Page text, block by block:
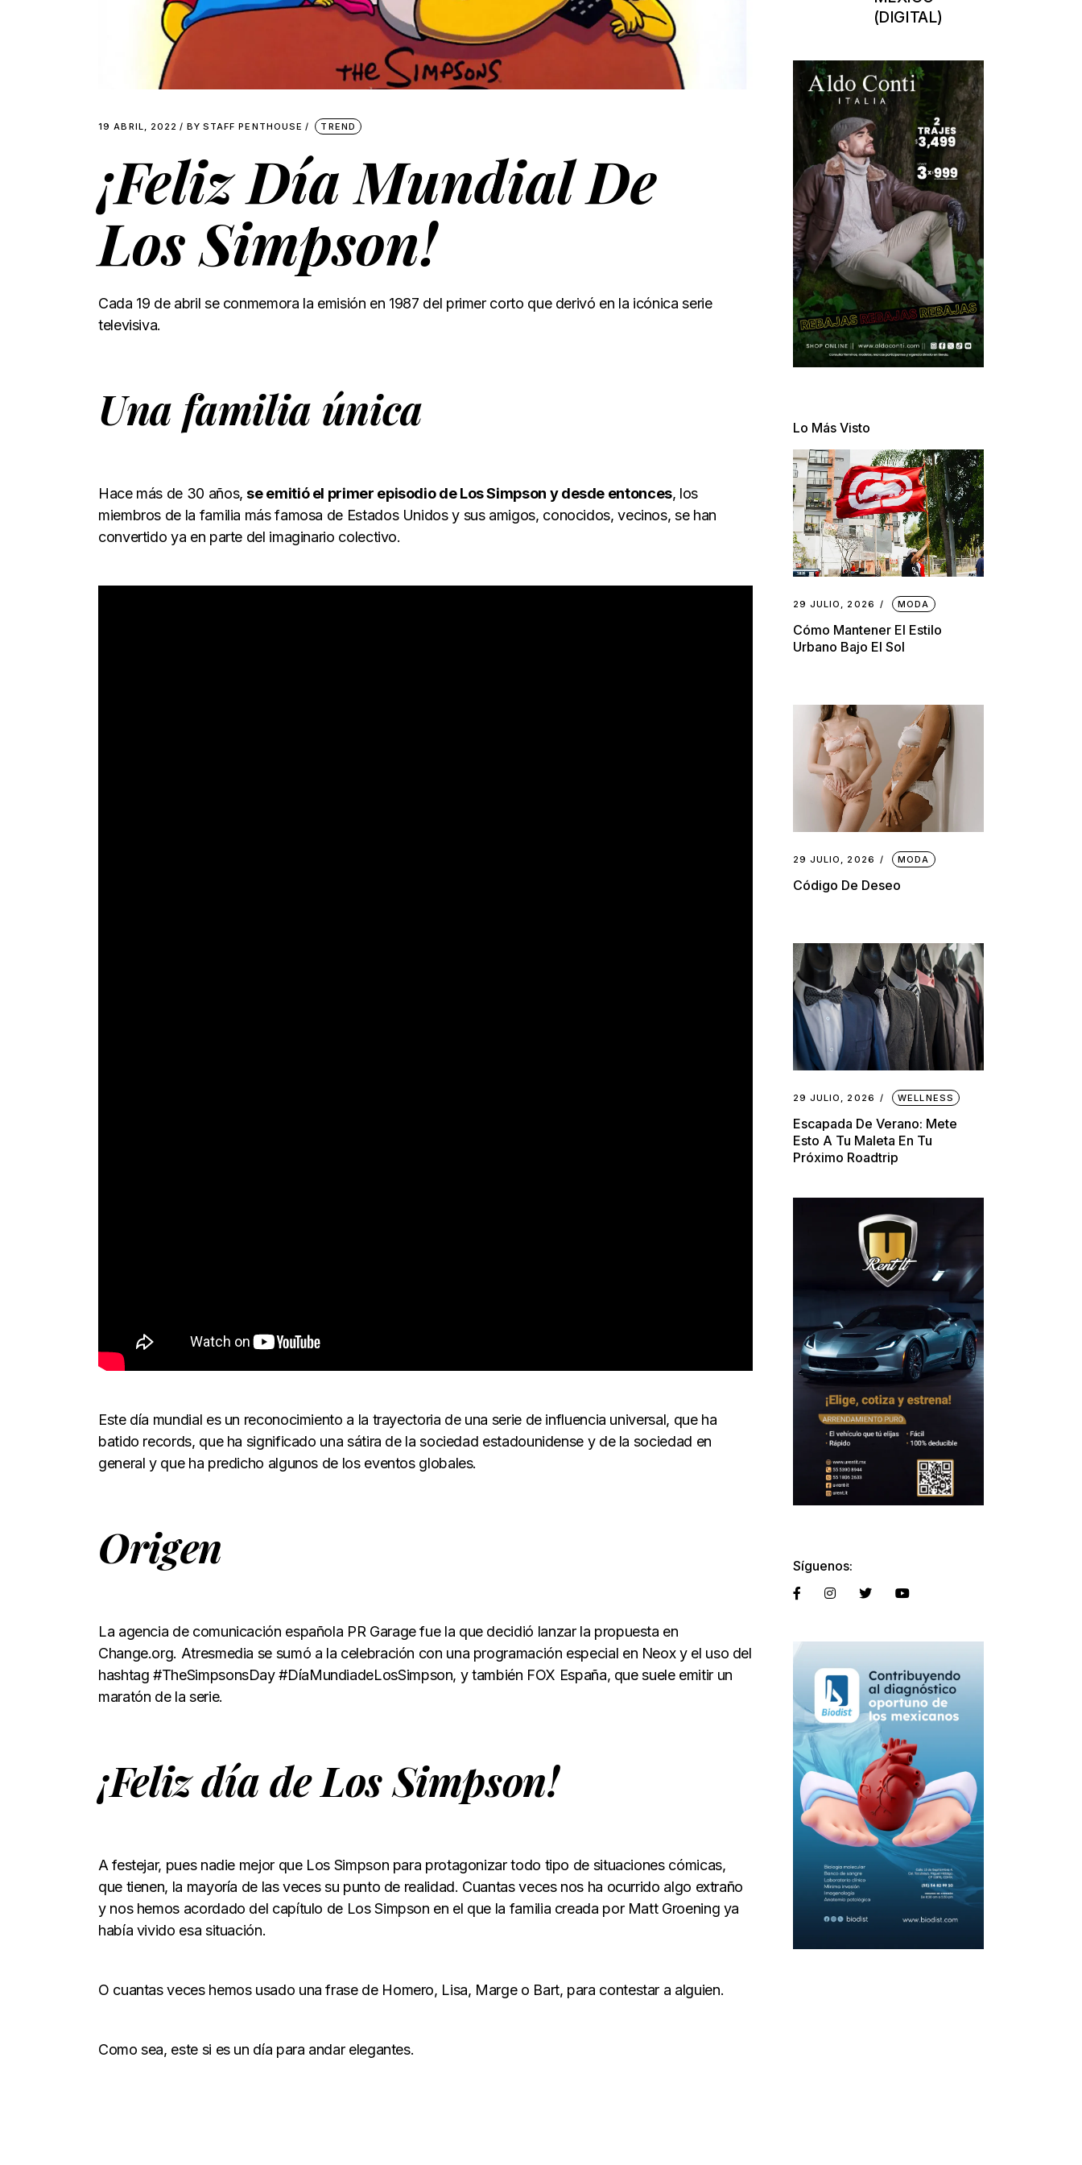
19 ABRIL, 2022 BY STAFF PENTHOUSE TREND
¡Feliz Día Mundial De
Los Simpson!
Cada 19 de abril se conmemora la emisión en 1987 del primer corto que derivó en la icónica serie
televisiva.
Una familia única
Hace más de 30 años,se emitió el primer episodio de Los Simpson y desde entonces, los
miembros de la familia más famosa de Estados Unidos y sus amigos, conocidos, vecinos, se han
convertido ya en parte del imaginario colectivo.
Este día mundial es un reconocimiento a la trayectoria de una serie de influencia universal, que ha
batido records, que ha significado una sátira de la sociedad estadounidense y de la sociedad en
general y que ha predicho algunos de los eventos globales.
Origen
La agencia de comunicación española PR Garage fue la que decidió lanzar la propuesta en
Change.org. Atresmedia se sumó a la celebración con una programación especial en Neox y el uso del
hashtag #TheSimpsonsDay #DíaMundiadeLosSimpson, y también FOX España, que suele emitir un
maratón de la serie.
¡Feliz día de Los Simpson!
A festejar, pues nadie mejor que Los Simpson para protagonizar todo tipo de situaciones cómicas,
que tienen, la mayoría de las veces su punto de realidad. Cuantas veces nos ha ocurrido algo extraño
y nos hemos acordado del capítulo de Los Simpson en el que la familia creada por Matt Groening ya
había vivido esa situación.
O cuantas veces hemos usado una frase de Homero, Lisa, Marge o Bart, para contestar a alguien.
Como sea, este si es un día para andar elegantes.
(DIGITAL)
Lo Más Visto
29 JULIO, 2026 MODA
Cómo Mantener El Estilo
Urbano Bajo El Sol
29 JULIO, 2026 MODA
Código De Deseo
29 JULIO, 2026 WELLNESS
Escapada De Verano: Mete
Esto A Tu Maleta En Tu
Próximo Roadtrip
Síguenos: